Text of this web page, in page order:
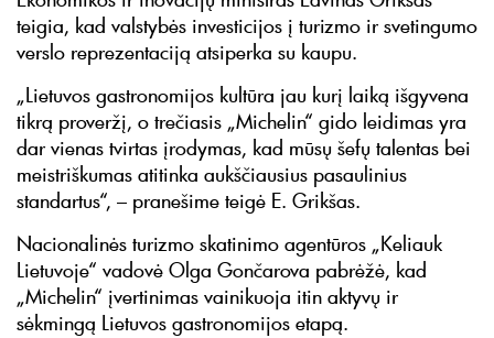
teigia, kad valstybės investicijos į turizmo ir svetingumo
verslo reprezentaciją atsiperka su kaupu.
„Lietuvos gastronomijos kultūra jau kurį laiką išgyvena
tikrą proveržį, o trečiasis „Michelin“ gido leidimas yra
dar vienas tvirtas įrodymas, kad mūsų šefų talentas bei
meistriškumas atitinka aukščiausius pasaulinius
standartus“, – pranešime teigė E. Grikšas.
Nacionalinės turizmo skatinimo agentūros „Keliauk
Lietuvoje“ vadovė Olga Gončarova pabrėžė, kad
„Michelin“ įvertinimas vainikuoja itin aktyvų ir
sėkmingą Lietuvos gastronomijos etapą.